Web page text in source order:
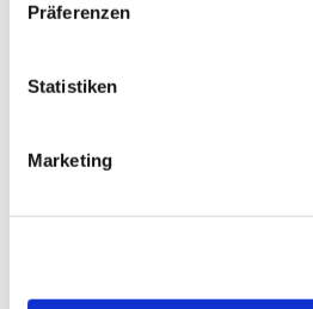
Präferenzen
Statistiken
Marketing